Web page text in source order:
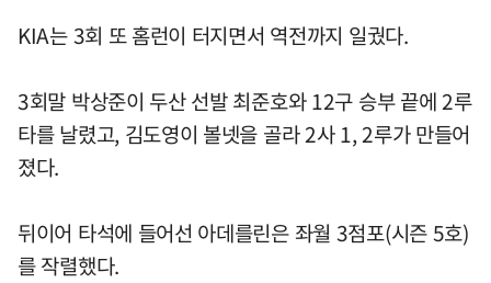
KIA는 3회 또 홈런이 터지면서 역전까지 일궜다.
3회말 박상준이 두산 선발 최준호와 12구 승부 끝에 2루
타를 날렸고, 김도영이 볼넷을 골라 2사 1, 2루가 만들어
졌다.
뒤이어 타석에 들어선 아데를린은 좌월 3점포(시즌 5호)
를 작렬했다.